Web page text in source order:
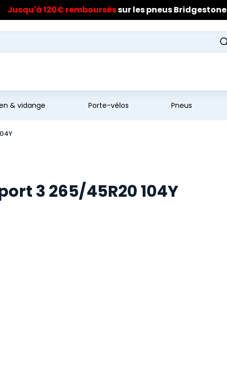
Jusqu'à 120€ rembourséssur les pneus Bridgestone
& vidange Porte-vélos Pneus
3 265/45R20 104Y